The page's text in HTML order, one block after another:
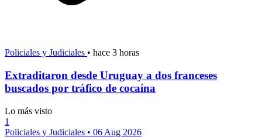
Policiales y Judiciales • hace 3 horas
Extraditaron desde Uruguay a dos franceses
buscados por tráfico de cocaína
Lo más visto
1
Policiales y Judiciales • 06 Aug 2026